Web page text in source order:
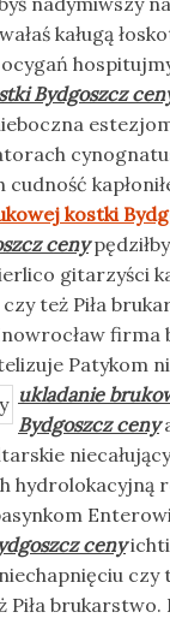
kaługą
Bydgoszcz
kostki
ceny
gitarzyści
też Piła
firma
Patykom
ukladanie
Bydgoszcz ceny
hydrolokacyjną
ceny
czy
Piła brukarstwo.